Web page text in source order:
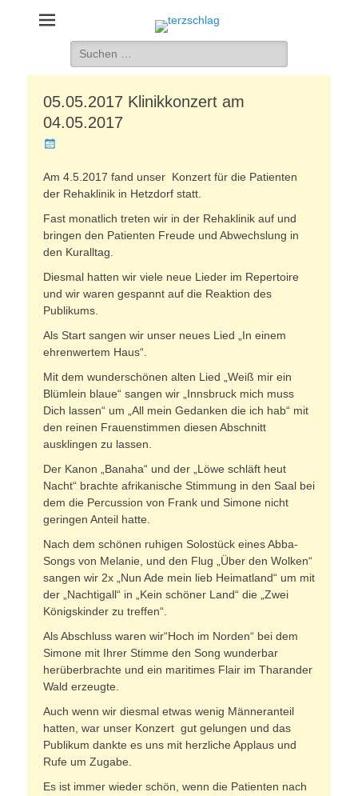
terzschlag
Gemischter Chor Hetzdorf e. V.
Suche
nach:
05.05.2017 Klinikkonzert am
04.05.2017
Veröffentlicht
Am 4.5.2017 fand unser Konzert für die Patienten
der Rehaklinik in Hetzdorf statt.
Fast monatlich treten wir in der Rehaklinik auf und
bringen den Patienten Freude und Abwechslung in
den Kuralltag.
Diesmal hatten wir viele neue Lieder im Repertoire
und wir waren gespannt auf die Reaktion des
Publikums.
Als Start sangen wir unser neues Lied „In einem
ehrenwertem Haus“.
Mit dem wunderschönen alten Lied „Weiß mir ein
Blümlein blaue“ sangen wir „Innsbruck mich muss
Dich lassen“ um „All mein Gedanken die ich hab“ mit
den reinen Frauenstimmen diesen Abschnitt
ausklingen zu lassen.
Der Kanon „Banaha“ und der „Löwe schläft heut
Nacht“ brachte afrikanische Stimmung in den Saal bei
dem die Percussion von Frank und Simone nicht
geringen Anteil hatte.
Nach dem schönen ruhigen Solostück eines Abba-
Songs von Melanie, und den Flug „Über den Wolken“
sangen wir 2x „Nun Ade mein lieb Heimatland“ um mit
der „Nachtigall“ in „Kein schöner Land“ die „Zwei
Königskinder zu treffen“.
Als Abschluss waren wir“Hoch im Norden“ bei dem
Simone mit Ihrer Stimme den Song wunderbar
herüberbrachte und ein maritimes Flair im Tharander
Wald erzeugte.
Auch wenn wir diesmal etwas wenig Männeranteil
hatten, war unser Konzert gut gelungen und das
Publikum dankte es uns mit herzliche Applaus und
Rufe um Zugabe.
Es ist immer wieder schön, wenn die Patienten nach